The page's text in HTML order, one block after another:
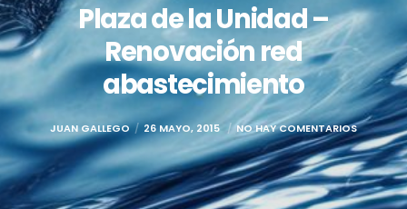
Plaza de la Unidad –
Renovación red
abastecimiento
JUAN GALLEGO 26 MAYO, 2015 NO HAY COMENTARIOS